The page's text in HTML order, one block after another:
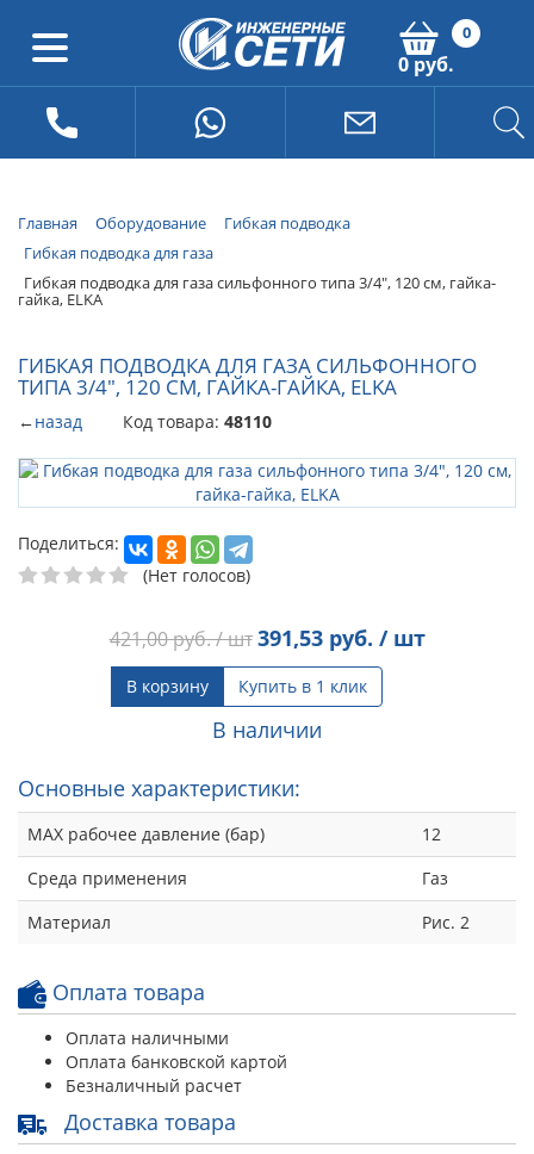
0
0 руб.
Главная Оборудование
Гибкая подводка
Гибкая подводка для газа
Гибкая подводка для газа сильфонного типа 3/4", 120 см, гайка-
гайка, ELKA
ГИБКАЯ ПОДВОДКА ДЛЯ ГАЗА СИЛЬФОННОГО
ТИПА 3/4", 120 СМ, ГАЙКА-ГАЙКА, ELKA
←назад Код товара: 48110
Поделиться:
(Нет голосов)
421,00руб. / шт 391,53руб. / шт
В корзину Купить в 1 клик
В наличии
Основные характеристики:
MAX рабочее давление (бар)
12
Среда применения
Газ
Материал
Рис. 2
Оплата товара
Оплата наличными
Оплата банковской картой
Безналичный расчет
Доставка товара